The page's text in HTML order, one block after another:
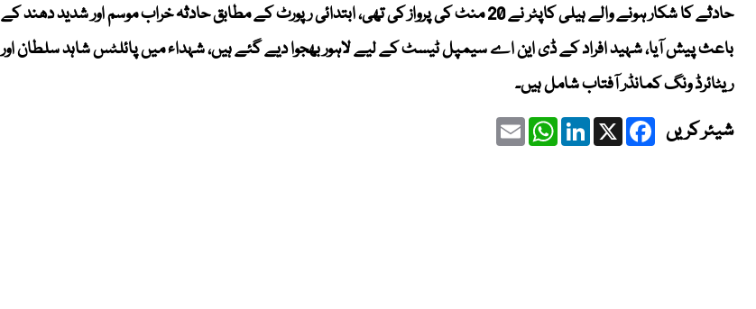
حادثے کا شکار ہونے والے ہیلی کاپٹر نے 20 منٹ کی پرواز کی تھی، ابتدائی رپورٹ کے مطابق حادثہ خراب موسم اور شدید دھند کے
باعث پیش آیا، شہید افراد کے ڈی این اے سیمپل ٹیسٹ کے لیے لاہور بھجوا دیے گئے ہیں، شہداء میں پائلٹس شاہد سلطان اور
ریٹائرڈ ونگ کمانڈر آفتاب شامل ہیں۔
شیئر کریں Facebook
X
LinkedIn
WhatsApp
Email